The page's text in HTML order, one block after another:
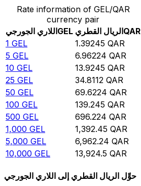
Rate information of GEL/QAR
currency pair
اللاري الجورجيGEL الريال القطريQAR
1 GEL 1.39245 QAR
5 GEL 6.96224 QAR
10 GEL 13.9245 QAR
25 GEL 34.8112 QAR
50 GEL 69.6224 QAR
100 GEL 139.245 QAR
500 GEL 696.224 QAR
1,000 GEL 1,392.45 QAR
5,000 GEL 6,962.24 QAR
10,000 GEL 13,924.5 QAR
حوِّل الريال القطري إلى اللاري الجورجي